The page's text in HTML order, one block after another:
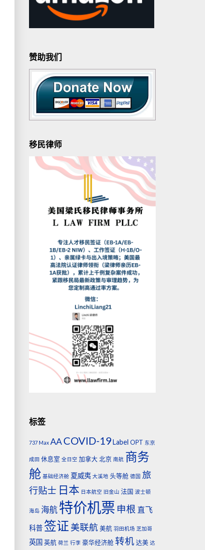
赞助我们
移民律师
标签
737 Max AA COVID-19 Label OPT 东京
成田 休息室 全日空 加拿大 北京 南航 商务
舱 基础经济舱 夏威夷 大溪地 头等舱 德国 旅
行贴士 日本 日本航空 旧金山 法国 波士顿
海岛 海航 特价机票 申根 直飞
科普 签证 美联航 美航 羽田机场 芝加哥
英国 英航 荷兰 行李 豪华经济舱 转机 达美 达